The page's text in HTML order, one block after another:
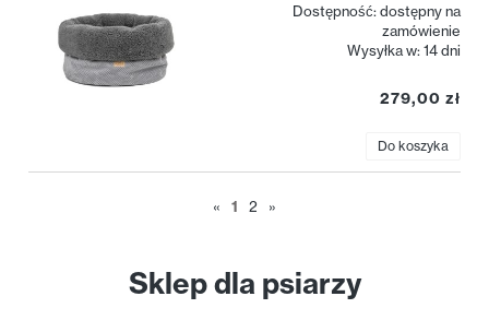
Dostępność:dostępny na
zamówienie
Wysyłka w:14 dni
279,00 zł
Do koszyka
« 1 2 »
Sklep dla psiarzy